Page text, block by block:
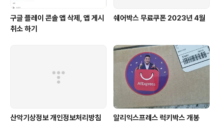
구글 플레이 콘솔 앱 삭제, 앱 게시
취소 하기
쉐어박스 무료쿠폰 2023년 4월
산악기상정보 개인정보처리방침 알리익스프레스 럭키박스 개봉